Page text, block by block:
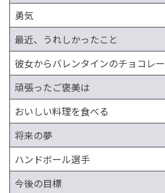
勇気
最近、うれしかったこと
彼女からバレンタインのチョコレ
頑張ったご褒美は
おいしい料理を食べる
将来の夢
ハンドボール選手
今後の目標